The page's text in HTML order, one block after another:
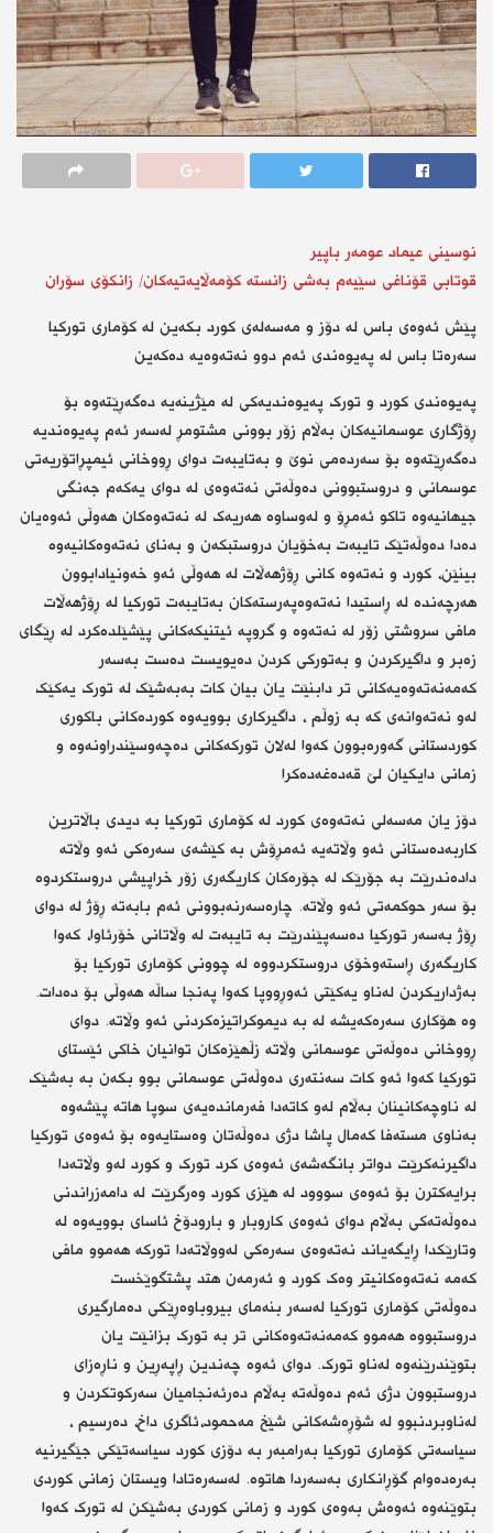
نوسینی عیماد عومەر باپیر
قوتابی قۆناغی سێیەم بەشی زانستە کۆمەڵایەتیەکان/ زانکۆی سۆران
پێش ئەوەی باس لە دۆز و مەسەلەی کورد بکەین لە کۆماری تورکیا
سەرەتا باس لە پەیوەندی ئەم دوو نەتەوەیە دەکەین
پەیوەندی کورد و تورک پەیوەندیەکی لە مێژینەیە دەگەڕێتەوە بۆ
ڕۆژگاری عوسمانیەکان بەڵام زۆر بوونی مشتومڕ لەسەر ئەم پەیوەندیە
دەگەڕێتەوە بۆ سەردەمی نوێ و بەتایبەت دوای ڕووخانی ئیمپڕاتۆریەتی
عوسمانی و دروستبوونی دەوڵەتی نەتەوەی لە دوای یەکەم جەنگی
جیهانیەوە تاکو ئەمڕۆ و لەوساوە هەریەک لە نەتەوەکان هەوڵی ئەوەیان
دەدا دەوڵەتێک تایبەت بەخۆیان دروستبکەن و بەنای نەتەوەکانیەوە
بینێن، کورد و نەتەوە کانی ڕۆژهەڵات لە هەوڵی ئەو خەونیادابوون
هەرچەندە لە ڕاستیدا نەتەوەپەرستەکان بەتایبەت تورکیا لە ڕۆژهەڵات
مافی سروشتی زۆر لە نەتەوە و ‌گروپە ئیتنیکەکانی پێشێلدەکرد لە ڕێگای
زەبر و داگیرکردن و بەتورکی کردن دەیویست دەست بەسەر
کەمەنەتەوەیەکانی تر دابنێت یان بیان کات بەبەشێک لە تورک یەکێک
لەو نەتەوانەی کە بە زوڵم ، داگیرکاری بوویەوە کوردەکانی باکوری
کوردستانی گەورەبوون کەوا لەلان تورکەکانی دەچەوسێندراونەوە و
زمانی دایکیان لێ قەدەغەدەکرا
دۆز یان مەسەلی نەتەوەی کورد لە کۆماری تورکیا بە دیدی باڵاترین
کاربەدەستانی ئەو وڵاتەیە ئەمڕۆش بە کێشەی سەرەکی ئەو وڵاتە
دادەندرێت بە جۆرێک لە جۆرەکان کاریگەری زۆر خراپیشی دروستکردوە
بۆ سەر حوکمەتی ئەو وڵاتە. چارەسەرنەبوونی ئەم بابەتە ڕۆژ لە دوای
ڕۆژ بەسەر تورکیا دەسەپێندرێت بە تایبەت لە وڵاتانی خۆرئاوا، کەوا
کاریگەری ڕاستەوخۆی دروستکردووە لە چوونی کۆماری تورکیا بۆ
بەژداریکردن لەناو یەکێتی ئەوڕووپا کەوا پەنجا ساڵە هەوڵی بۆ دەدات.
وە هۆکاری سەرەکەیشە لە بە دیموکراتیزەکردنی ئەو وڵاتە. دوای
ڕووخانی دەوڵەتی عوسمانی وڵاتە زڵهێزەکان توانیان خاکی ئێستای
تورکیا کەوا ئەو کات سەنتەری دەوڵەتی عوسمانی بوو بکەن بە بەشێک
لە ناوچەکانینان بەڵام لەو کاتەدا فەرماندەیەی سوپا هاتە پێشەوە
بەناوی مستەفا کەمال پاشا دژی دەوڵەتان وەستایەوە بۆ ئەوەی تورکیا
داگیرنەکرێت دواتر بانگەشەی ئەوەی کرد تورک و کورد لەو وڵاتەدا
برایەکترن بۆ ئەوەی سووود لە هێزی کورد وەرگرێت لە دامەزراندنی
دەوڵەتەکی بەڵام دوای ئەوەی کاروبار و بارودۆخ ئاسای بوویەوە لە
وتارێکدا ڕایگەیاند نەتەوەی سەرەکی لەووڵاتەدا تورکە هەموو مافی
کەمە نەتەوەکانیتر وەک کورد و ئەرمەن هتد پشتگوێخست
دەوڵەتی کۆماری تورکیا لەسەر بنەمای بیروباوەڕێکی دەمارگیری
دروستبووە هەموو کەمەنەتەوەکانی تر بە تورک بزانێت یان
بتوێندرێنەوە لەناو تورک. دوای ئەوە چەندین ڕاپەڕین و ناڕەزای
دروستبوون دژی ئەم دەوڵەتە بەڵام دەرئەنجامیان سەرکوتکردن و
لەناوبردنبوو لە شۆڕەشەکانی شێخ مەحمود،ئاگری داخ، دەرسیم ،
سیاسەتی کۆماری تورکیا بەرامبەر بە دۆزی کورد سیاسەتێکی جێگیرنیە
بەرەدەوام گۆڕانکاری بەسەردا هاتوە. لەسەرەتادا ویستان زمانی کوردی
بتوێنەوە ئەوەش بەوەی کورد و زمانی کوردی بەشێکن لە تورک کەوا